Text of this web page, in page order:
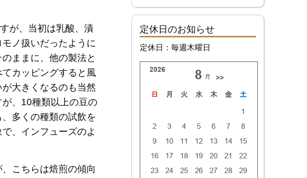
が、当初は乳酸、漬
ノ扱いだったように
ままに、他の製法と
カッピングすると風
大きくなるのも当然
、10種類以上の豆の
多くの種類の試飲を
、インフューズのよ
こちらは焙煎の傾向
定休日のお知らせ
定休日：毎週木曜日